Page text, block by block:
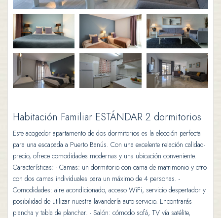
Habitación Familiar ESTÁNDAR 2 dormitorios
Este acogedor apartamento de dos dormitorios es la elección perfecta
para una escapada a Puerto Banús. Con una excelente relación calidad-
precio, ofrece comodidades modernas y una ubicación conveniente.
Características: - Camas: un dormitorio con cama de matrimonio y otro
con dos camas individuales para un máximo de 4 personas. -
Comodidades: aire acondicionado, acceso WiFi, servicio despertador y
posibilidad de utilizar nuestra lavandería auto-servicio. Encontrarás
plancha y tabla de planchar. - Salón: cómodo sofá, TV vía satélite,